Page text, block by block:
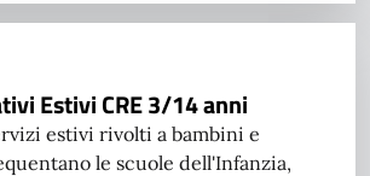
Estivi CRE 3/14 anni
estivi rivolti a bambini e
le scuole dell'Infanzia,